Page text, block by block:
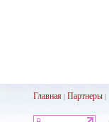
Главная| Партнеры|